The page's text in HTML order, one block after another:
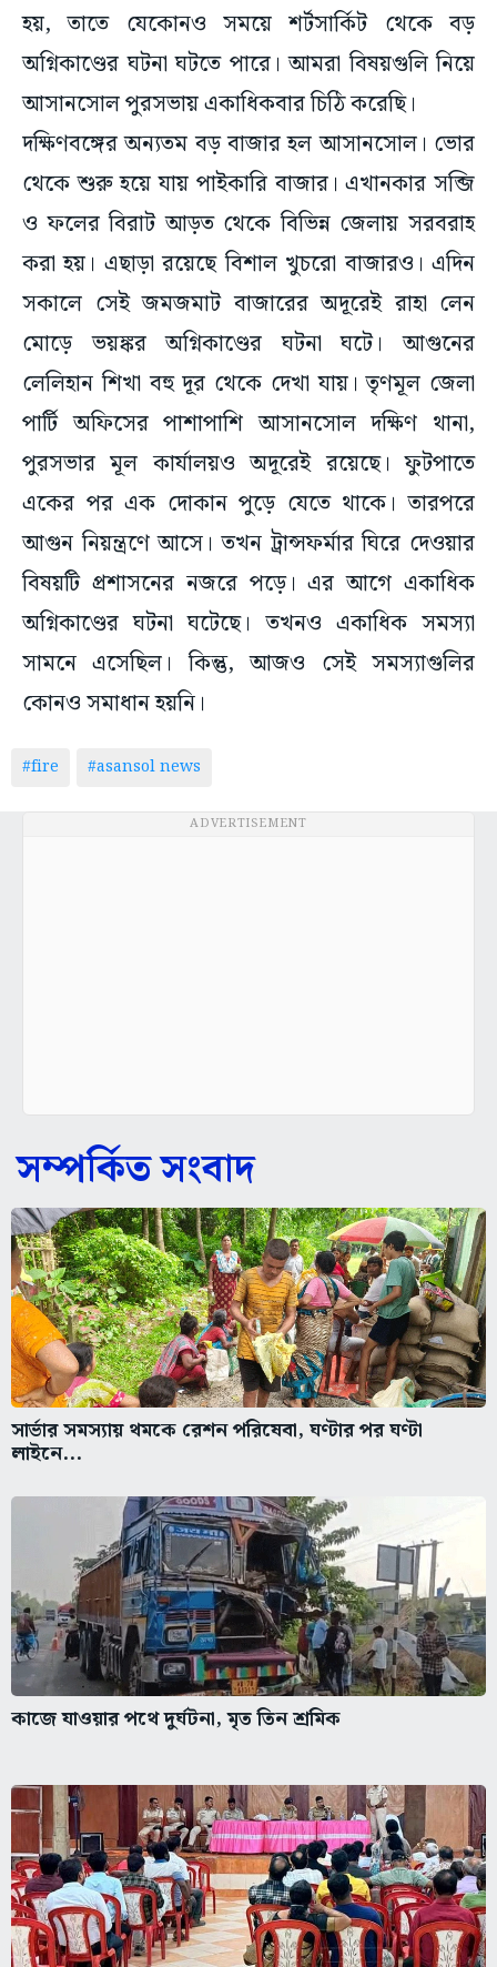
হয়, তাতে যেকোনও সময়ে শর্টসার্কিট থেকে বড়
অগ্নিকাণ্ডের ঘটনা ঘটতে পারে। আমরা বিষয়গুলি নিয়ে
আসানসোল পুরসভায় একাধিকবার চিঠি করেছি।
দক্ষিণবঙ্গের অন্যতম বড় বাজার হল আসানসোল। ভোর
থেকে শুরু হয়ে যায় পাইকারি বাজার। এখানকার সব্জি
ও ফলের বিরাট আড়ত থেকে বিভিন্ন জেলায় সরবরাহ
করা হয়। এছাড়া রয়েছে বিশাল খুচরো বাজারও। এদিন
সকালে সেই জমজমাট বাজারের অদূরেই রাহা লেন
মোড়ে ভয়ঙ্কর অগ্নিকাণ্ডের ঘটনা ঘটে। আগুনের
লেলিহান শিখা বহু দূর থেকে দেখা যায়। তৃণমূল জেলা
পার্টি অফিসের পাশাপাশি আসানসোল দক্ষিণ থানা,
পুরসভার মূল কার্যালয়ও অদূরেই রয়েছে। ফুটপাতে
একের পর এক দোকান পুড়ে যেতে থাকে। তারপরে
আগুন নিয়ন্ত্রণে আসে। তখন ট্রান্সফর্মার ঘিরে দেওয়ার
বিষয়টি প্রশাসনের নজরে পড়ে। এর আগে একাধিক
অগ্নিকাণ্ডের ঘটনা ঘটেছে। তখনও একাধিক সমস্যা
সামনে এসেছিল। কিন্তু, আজও সেই সমস্যাগুলির
কোনও সমাধান হয়নি।
#fire #asansol news
ADVERTISEMENT
সম্পর্কিত সংবাদ
সার্ভার সমস্যায় থমকে রেশন পরিষেবা, ঘণ্টার পর ঘণ্টা
লাইনে...
কাজে যাওয়ার পথে দুর্ঘটনা, মৃত তিন শ্রমিক